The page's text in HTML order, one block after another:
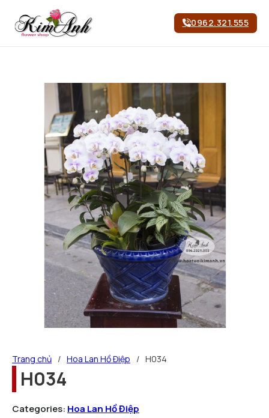
0962.321.555
Trang chủ / Hoa Lan Hồ Điệp / H034
H034
Categories: Hoa Lan Hồ Điệp